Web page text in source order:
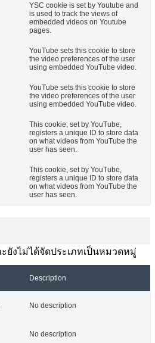
YSC cookie is set by Youtube and
is used to track the views of
embedded videos on Youtube
pages.
YouTube sets this cookie to store
the video preferences of the user
using embedded YouTube video.
YouTube sets this cookie to store
the video preferences of the user
using embedded YouTube video.
This cookie, set by YouTube,
registers a unique ID to store data
on what videos from YouTube the
user has seen.
This cookie, set by YouTube,
registers a unique ID to store data
on what videos from YouTube the
user has seen.
ยังไม่ได้จัดประเภทเป็นหมวดหมู่
Description
No description
No description